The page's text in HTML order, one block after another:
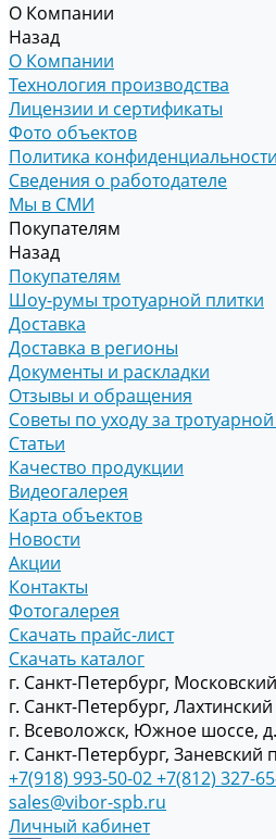
О Компании
Назад
О Компании
Технология производства
Лицензии и сертификаты
Фото объектов
Политика конфиденциальности
Сведения о работодателе
Мы в СМИ
Покупателям
Назад
Покупателям
Шоу-румы тротуарной плитки
Доставка
Доставка в регионы
Документы и раскладки
Отзывы и обращения
Советы по уходу за
Статьи
Качество продукции
Видеогалерея
Карта объектов
Новости
Акции
Контакты
Фотогалерея
Скачать прайс-лист
Скачать каталог
г. Санкт-Петербург,
г. Санкт-Петербург,
г. Всеволожск, Южное шоссе,
г. Санкт-Петербург, Заневский
+7(918) 993-50-02+7(812) 327-
sales@vibor-spb.ru
Личный кабинет